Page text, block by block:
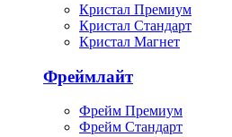
Кристал Премиум
Кристал Стандарт
Кристал Магнет
Фреймлайт
Фрейм Премиум
Фрейм Стандарт